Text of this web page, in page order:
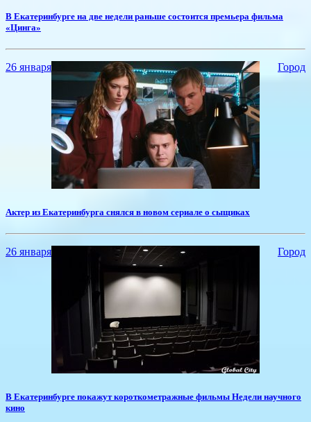
​В Екатеринбурге на две недели раньше состоится премьера фильма
«Цинга»
26 января Город
​Актер из Екатеринбурга снялся в новом сериале о сыщиках
26 января Город
​В Екатеринбурге покажут короткометражные фильмы Недели научного
кино